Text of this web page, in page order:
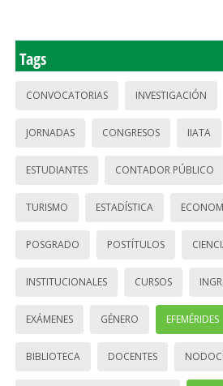
Tags
CONVOCATORIAS INVESTIGACIÓN
JORNADAS CONGRESOS IIATA
ESTUDIANTES CONTADOR PÚBLICO
TURISMO ESTADÍSTICA
POSGRADO POSTÍTULOS
INSTITUCIONALES CURSOS
EXÁMENES GÉNERO EFEMÉRIDES
BIBLIOTECA DOCENTES